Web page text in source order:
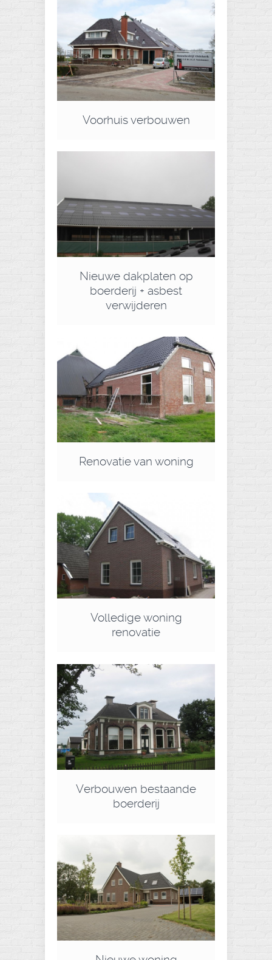
Voorhuis verbouwen
Nieuwe dakplaten op
boerderij + asbest
verwijderen
Renovatie van woning
Volledige woning
renovatie
Verbouwen bestaande
boerderij